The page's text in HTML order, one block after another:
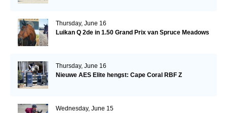
Thursday, June 16
Luikan Q 2de in 1.50 Grand Prix van Spruce Meadows
Thursday, June 16
Nieuwe AES Elite hengst: Cape Coral RBF Z
Wednesday, June 15